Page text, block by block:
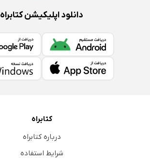
دانلود اپلیکیشن کتابراه
کتابراه
درباره کتابراه
شرایط استفاده